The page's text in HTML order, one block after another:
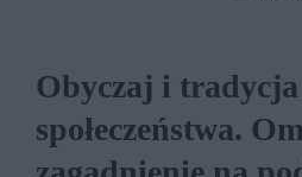
Obyczaj i
społeczeństwa.